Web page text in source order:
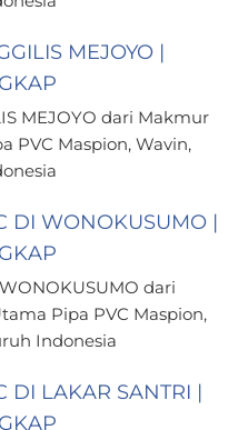
MEJOYO |
MEJOYO dari Makmur
PVC Maspion, Wavin,
DI WONOKUSUMO |
dari
Pipa PVC Maspion,
Indonesia
DI LAKAR SANTRI |